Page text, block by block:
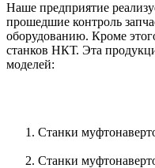
Наше предприятие
прошедшие контроль
оборудованию. Кроме
станков НКТ. Эта
моделей:
Станки
Станки